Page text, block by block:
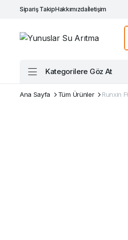
Sipariş TakipHakkımızdaİletişim
Kategorilere Göz At
Ana Sayfa Tüm Ürünler Runxin